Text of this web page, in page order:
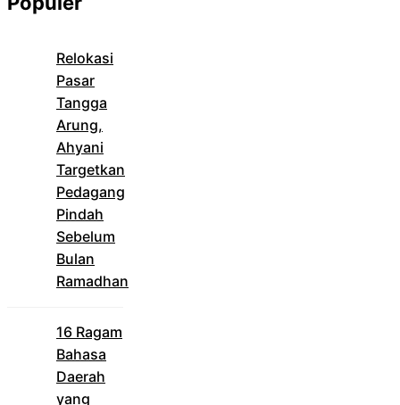
Relokasi
Pasar
Tangga
Arung,
Ahyani
Targetkan
Pedagang
Pindah
Sebelum
Bulan
Ramadhan
16 Ragam
Bahasa
Daerah
yang